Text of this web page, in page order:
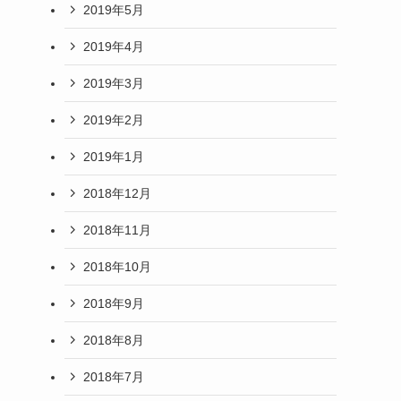
2019年5月
2019年4月
2019年3月
2019年2月
2019年1月
2018年12月
2018年11月
2018年10月
2018年9月
2018年8月
2018年7月